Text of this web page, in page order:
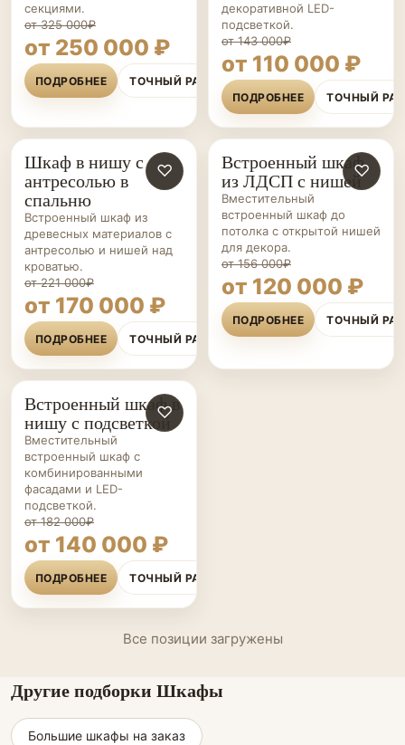
секциями.
от 325 000₽
от 250 000 ₽
ПОДРОБНЕЕ ТОЧНЫЙ РАСЧЁТ
декоративной LED-
подсветкой.
от 143 000₽
от 110 000 ₽
ПОДРОБНЕЕ ТОЧНЫЙ
ШКАФЫ НА ЗАКАЗ ♡
Шкаф в нишу с
антресолью в
спальню
Встроенный шкаф из
древесных материалов с
антресолью и нишей над
кроватью.
от 221 000₽
от 170 000 ₽
ПОДРОБНЕЕ ТОЧНЫЙ РАСЧЁТ
ШКАФЫ НА ЗАКАЗ ♡
Встроенный шкаф
из ЛДСП с нишей
Вместительный
встроенный шкаф до
потолка с открытой нишей
для декора.
от 156 000₽
от 120 000 ₽
ПОДРОБНЕЕ ТОЧНЫЙ
ШКАФЫ НА ЗАКАЗ ♡
Встроенный шкаф в
нишу с подсветкой
Вместительный
встроенный шкаф с
комбинированными
фасадами и LED-
подсветкой.
от 182 000₽
от 140 000 ₽
ПОДРОБНЕЕ ТОЧНЫЙ РАСЧЁТ
Все позиции загружены
Другие подборки Шкафы
Большие шкафы на заказ